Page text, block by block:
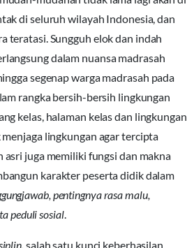
di seluruh wilayah Indonesia, dan
teratasi. Sungguh elok dan indah
dalam nuansa madrasah
segenap warga madrasah pada
rangka bersih-bersih lingkungan
kelas, halaman kelas dan lingkungan
lingkungan agar tercipta
asri juga memiliki fungsi dan makna
karakter peserta didik dalam
pentingnya rasa malu,
peduli sosial.
salah satu kunci keberhasilan